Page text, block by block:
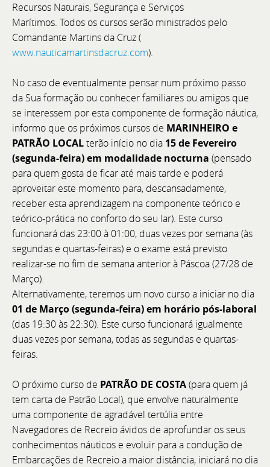
Uma Nova Etapa de Expansão e Prestígio
BoatCenter - Representação Bellini em Portugal
Recursos Naturais, Segurança e Serviços
Marítimos. Todos os cursos serão ministrados pelo
Comandante Martins da Cruz (
www.nauticamartinsdacruz.com).
No caso de eventualmente pensar num próximo passo
da Sua formação ou conhecer familiares ou amigos que
se interessem por esta componente de formação náutica,
informo que os próximos cursos de MARINHEIRO e
PATRÃO LOCALterão início no dia 15 de Fevereiro
(segunda-feira) em modalidade nocturna (pensado
para quem gosta de ficar até mais tarde e poderá
aproveitar este momento para, descansadamente,
receber esta aprendizagem na componente teórico e
teórico-prática no conforto do seu lar). Este curso
funcionará das 23:00 à 01:00, duas vezes por semana (às
segundas e quartas-feiras) e o exame está previsto
realizar-se no fim de semana anterior à Páscoa (27/28 de
Março).
Alternativamente, teremos um novo curso a iniciar no dia
01 de Março (segunda-feira) em horário pós-laboral
(das 19:30 às 22:30). Este curso funcionará igualmente
duas vezes por semana, todas as segundas e quartas-
feiras.
O próximo curso de PATRÃO DE COSTA(para quem já
tem carta de Patrão Local), que envolve naturalmente
uma componente de agradável tertúlia entre
Navegadores de Recreio ávidos de aprofundar os seus
conhecimentos náuticos e evoluir para a condução de
Embarcações de Recreio a maior distância, iniciará no dia